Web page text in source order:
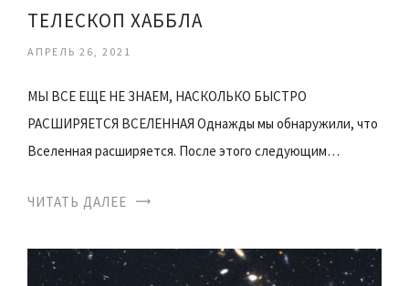
ТЕЛЕСКОП ХАББЛА
АПРЕЛЬ 26, 2021
МЫ ВСЕ ЕЩЕ НЕ ЗНАЕМ, НАСКОЛЬКО БЫСТРО
РАСШИРЯЕТСЯ ВСЕЛЕННАЯ Однажды мы обнаружили, что
Вселенная расширяется. После этого следующим…
ЧИТАТЬ ДАЛЕЕ